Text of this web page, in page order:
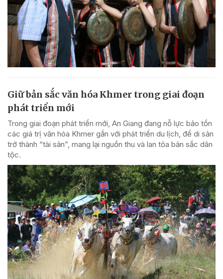
Giữ bản sắc văn hóa Khmer trong giai đoạn
phát triển mới
Trong giai đoạn phát triển mới, An Giang đang nỗ lực bảo tồn
các giá trị văn hóa Khmer gắn với phát triển du lịch, để di sản
trở thành “tài sản”, mang lại nguồn thu và lan tỏa bản sắc dân
tộc.